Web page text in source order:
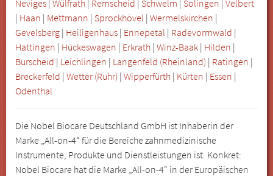
Neviges | Wülfrath | Remscheid | Schwelm | Solingen | Velbert
| Haan | Mettmann | Sprockhövel | Wermelskirchen |
Gevelsberg | Heiligenhaus | Ennepetal | Radevormwald |
Hattingen | Hückeswagen | Erkrath | Winz-Baak | Hilden |
Burscheid | Leichlingen | Langenfeld (Rheinland) | Ratingen |
Breckerfeld | Wetter (Ruhr) | Wipperfürth | Kürten | Essen |
Odenthal
Die Nobel Biocare Deutschland GmbH ist Inhaberin der
Marke „All-on-4“ für die Bereiche zahnmedizinische
Instrumente, Produkte und Dienstleistungen ist. Konkret:
Nobel Biocare hat die Marke „All-on-4“ in der Europäischen